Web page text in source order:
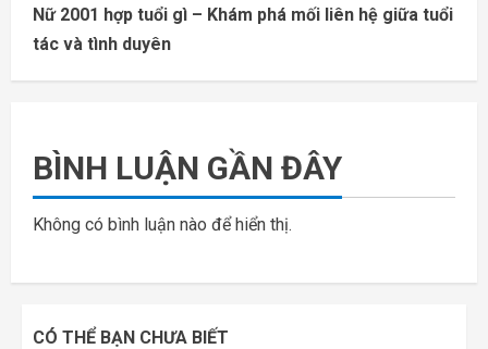
Nữ 2001 hợp tuổi gì – Khám phá mối liên hệ giữa tuổi
tác và tình duyên
BÌNH LUẬN GẦN ĐÂY
Không có bình luận nào để hiển thị.
CÓ THỂ BẠN CHƯA BIẾT